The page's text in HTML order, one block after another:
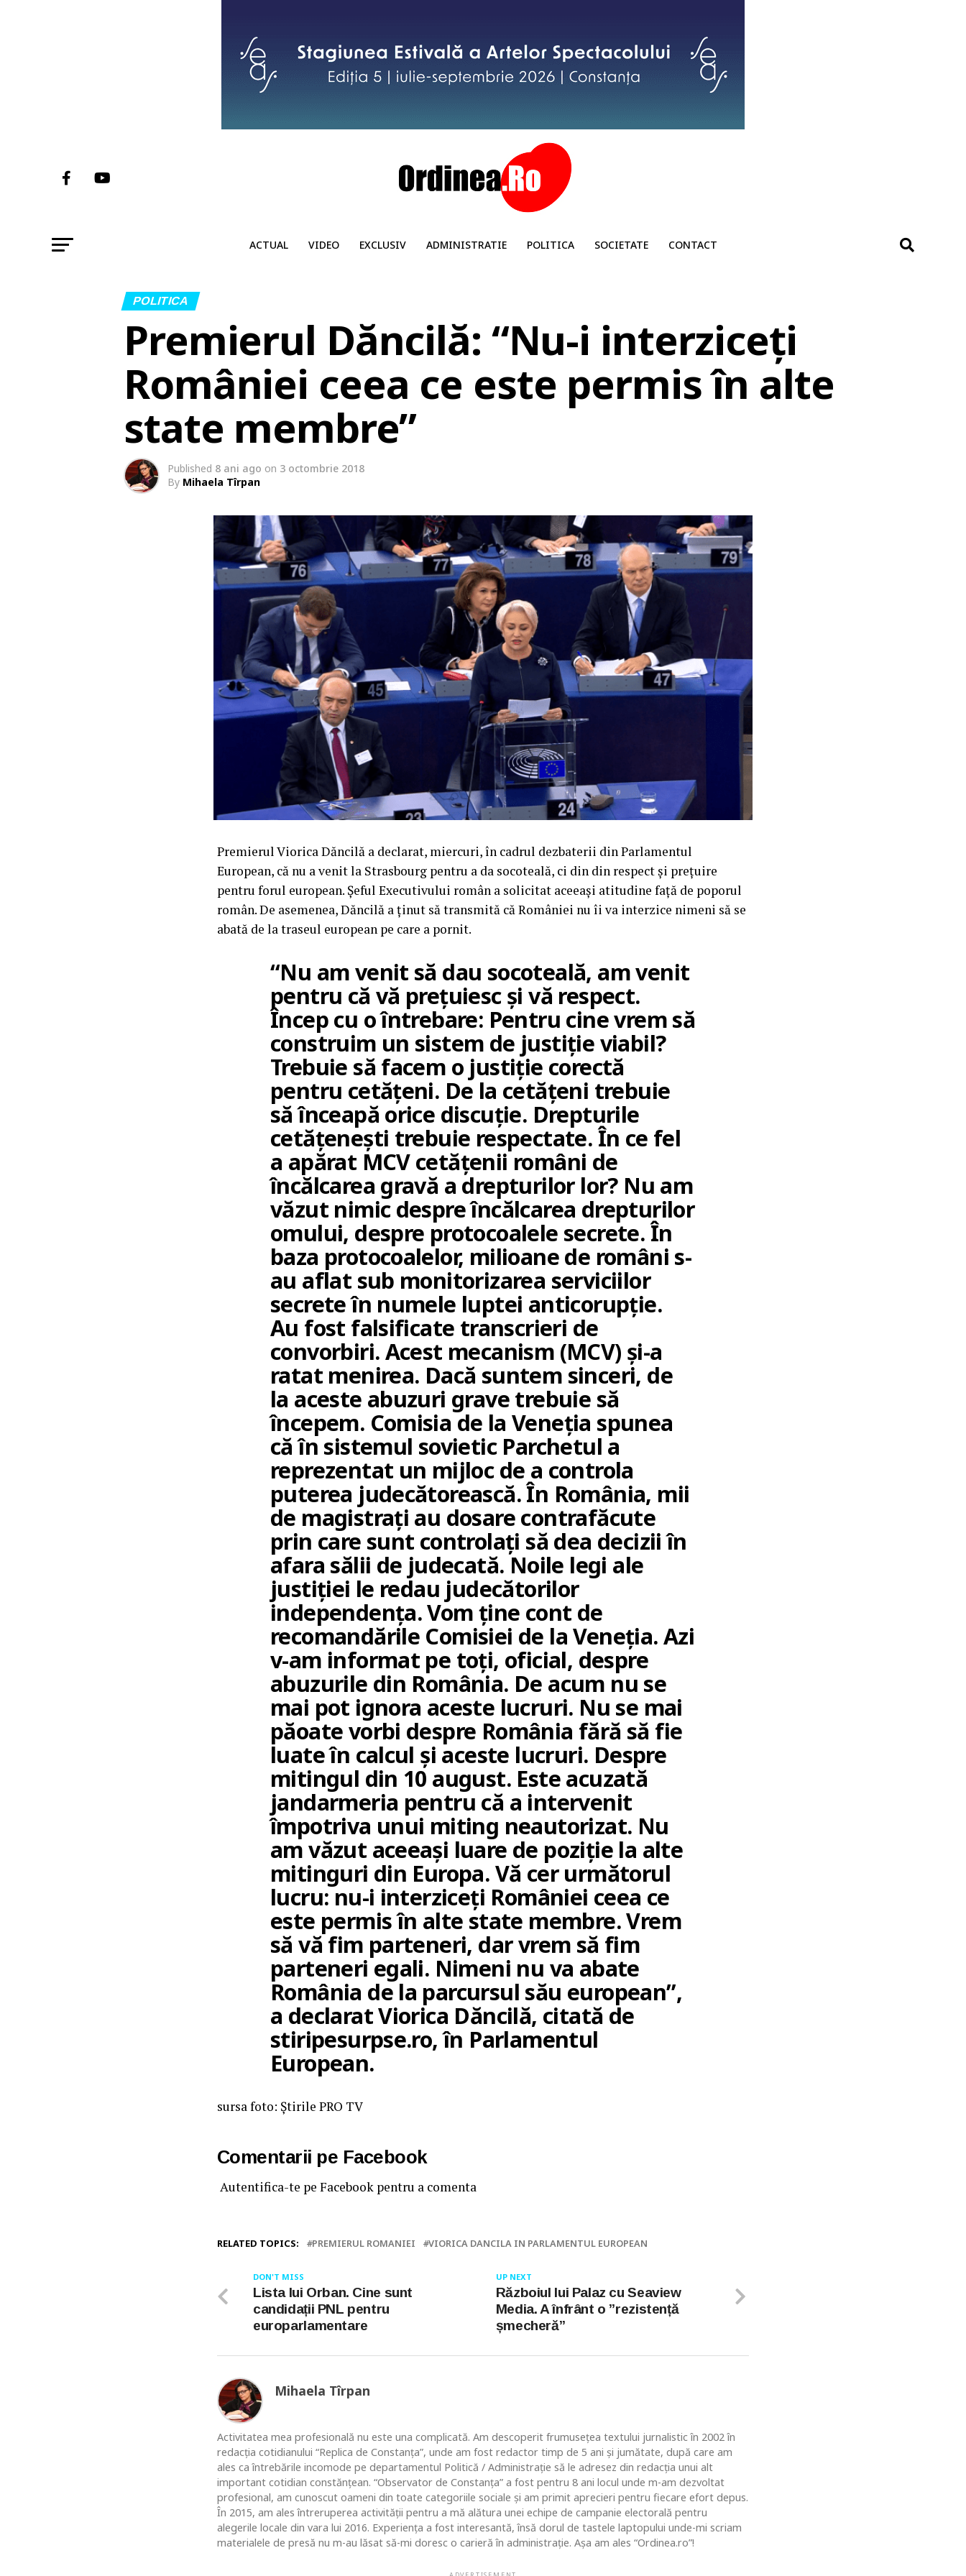
ACTUAL VIDEO EXCLUSIV ADMINISTRATIE POLITICA SOCIETATE CONTACT
POLITICA
Premierul Dăncilă: “Nu-i interziceți
României ceea ce este permis în alte
state membre”
Published 8 ani ago on 3 octombrie 2018
By Mihaela Tîrpan
Premierul Viorica Dăncilă a declarat, miercuri, în cadrul dezbaterii din Parlamentul
European, că nu a venit la Strasbourg pentru a da socoteală, ci din din respect și prețuire
pentru forul european. Șeful Executivului român a solicitat aceeași atitudine față de poporul
român. De asemenea, Dăncilă a ținut să transmită că României nu îi va interzice nimeni să se
abată de la traseul european pe care a pornit.
“Nu am venit să dau socoteală, am venit
pentru că vă prețuiesc și vă respect.
Încep cu o întrebare: Pentru cine vrem să
construim un sistem de justiție viabil?
Trebuie să facem o justiție corectă
pentru cetățeni. De la cetățeni trebuie
să înceapă orice discuție. Drepturile
cetățenești trebuie respectate. În ce fel
a apărat MCV cetățenii români de
încălcarea gravă a drepturilor lor? Nu am
văzut nimic despre încălcarea drepturilor
omului, despre protocoalele secrete. În
baza protocoalelor, milioane de români s-
au aflat sub monitorizarea serviciilor
secrete în numele luptei anticorupție.
Au fost falsificate transcrieri de
convorbiri. Acest mecanism (MCV) și-a
ratat menirea. Dacă suntem sinceri, de
la aceste abuzuri grave trebuie să
începem. Comisia de la Veneția spunea
că în sistemul sovietic Parchetul a
reprezentat un mijloc de a controla
puterea judecătorească. În România, mii
de magistrați au dosare contrafăcute
prin care sunt controlați să dea decizii în
afara sălii de judecată. Noile legi ale
justiției le redau judecătorilor
independența. Vom ține cont de
recomandările Comisiei de la Veneția. Azi
v-am informat pe toți, oficial, despre
abuzurile din România. De acum nu se
mai pot ignora aceste lucruri. Nu se mai
păoate vorbi despre România fără să fie
luate în calcul și aceste lucruri. Despre
mitingul din 10 august. Este acuzată
jandarmeria pentru că a intervenit
împotriva unui miting neautorizat. Nu
am văzut aceeași luare de poziție la alte
mitinguri din Europa. Vă cer următorul
lucru: nu-i interziceți României ceea ce
este permis în alte state membre. Vrem
să vă fim parteneri, dar vrem să fim
parteneri egali. Nimeni nu va abate
România de la parcursul său european”,
a declarat Viorica Dăncilă, citată de
stiripesurpse.ro, în Parlamentul
European.
sursa foto: Știrile PRO TV
Comentarii pe Facebook
Autentifica-te pe Facebook pentru a comenta
RELATED TOPICS: PREMIERUL ROMANIEI VIORICA DANCILA IN PARLAMENTUL EUROPEAN
UP NEXT
Războiul lui Palaz cu Seaview
Media. A înfrânt o ”rezistență
șmecheră”
DON'T MISS
Lista lui Orban. Cine sunt
candidații PNL pentru
europarlamentare
Mihaela Tîrpan
Activitatea mea profesională nu este una complicată. Am descoperit frumusețea textului jurnalistic în 2002 în
redacția cotidianului “Replica de Constanța”, unde am fost redactor timp de 5 ani și jumătate, după care am
ales ca întrebările incomode pe departamentul Politică / Administrație să le adresez din redacția unui alt
important cotidian constănțean. “Observator de Constanța” a fost pentru 8 ani locul unde m-am dezvoltat
profesional, am cunoscut oameni din toate categoriile sociale și am primit aprecieri pentru fiecare efort depus.
În 2015, am ales întreruperea activității pentru a mă alătura unei echipe de campanie electorală pentru
alegerile locale din vara lui 2016. Experiența a fost interesantă, însă dorul de tastele laptopului unde-mi scriam
materialele de presă nu m-au lăsat să-mi doresc o carieră în administrație. Așa am ales “Ordinea.ro”!